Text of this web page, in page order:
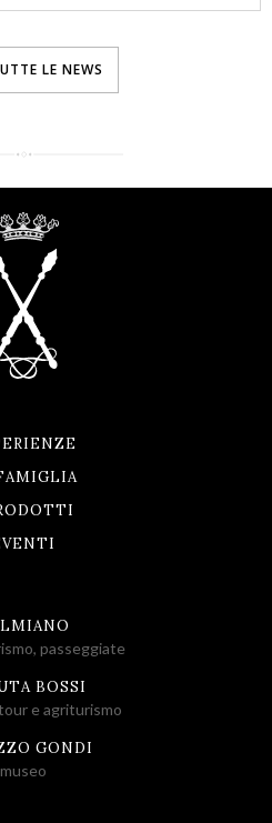
LE NEWS
passeggiate
BOSSI
e agriturismo
GONDI
museo